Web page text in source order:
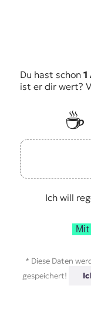
Du hast schon
ist er dir wert?
☕️
Ich will
* Diese Daten
gespeichert!